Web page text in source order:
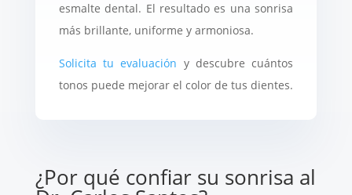
esmalte dental. El resultado es una sonrisa
más brillante, uniforme y armoniosa.
Solicita tu evaluación y descubre cuántos
tonos puede mejorar el color de tus dientes.
¿Por qué confiar su sonrisa al